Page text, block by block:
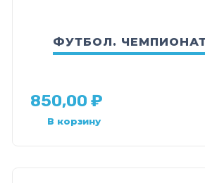
ФУТБОЛ.
850,00 ₽
В корзину